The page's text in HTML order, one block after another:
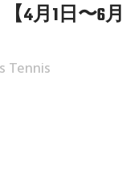
4月1日〜6月
Tennis